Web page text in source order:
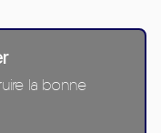
la bonne